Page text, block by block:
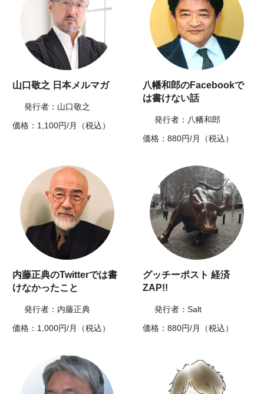
山口敬之 日本メルマガ
発行者：山口敬之
価格：1,100円/月（税込）
八幡和郎のFacebookで
は書けない話
発行者：八幡和郎
価格：880円/月（税込）
内藤正典のTwitterでは書
けなかったこと
発行者：内藤正典
価格：1,000円/月（税込）
グッチーポスト 経済
ZAP!!
発行者：Salt
価格：880円/月（税込）